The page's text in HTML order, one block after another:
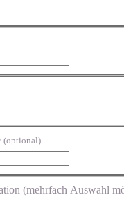
(optional)
(mehrfach Auswahl